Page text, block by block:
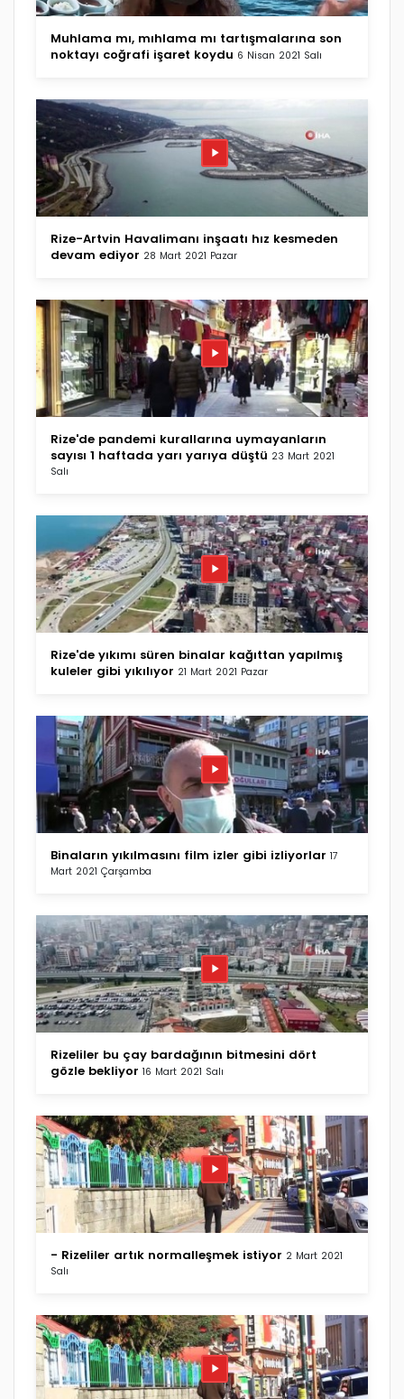
Muhlama mı, mıhlama mı tartışmalarına son
noktayı coğrafi işaret koydu 6 Nisan 2021 Salı
Rize-Artvin Havalimanı inşaatı hız kesmeden
devam ediyor 28 Mart 2021 Pazar
Rize'de pandemi kurallarına uymayanların
sayısı 1 haftada yarı yarıya düştü 23 Mart 2021
Salı
Rize'de yıkımı süren binalar kağıttan yapılmış
kuleler gibi yıkılıyor 21 Mart 2021 Pazar
Binaların yıkılmasını film izler gibi izliyorlar 17
Mart 2021 Çarşamba
Rizeliler bu çay bardağının bitmesini dört
gözle bekliyor 16 Mart 2021 Salı
- Rizeliler artık normalleşmek istiyor 2 Mart 2021
Salı